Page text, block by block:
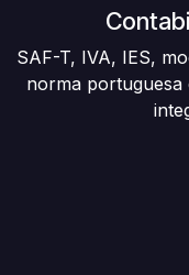
SAF-T, IVA, IES,
norma portuguesa